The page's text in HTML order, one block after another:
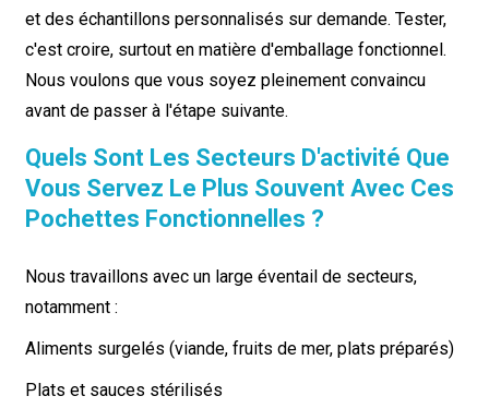
et des échantillons personnalisés sur demande. Tester,
c'est croire, surtout en matière d'emballage fonctionnel.
Nous voulons que vous soyez pleinement convaincu
avant de passer à l'étape suivante.
Quels Sont Les Secteurs D'activité Que
Vous Servez Le Plus Souvent Avec Ces
Pochettes Fonctionnelles ?
Nous travaillons avec un large éventail de secteurs,
notamment :
Aliments surgelés (viande, fruits de mer, plats préparés)
Plats et sauces stérilisés